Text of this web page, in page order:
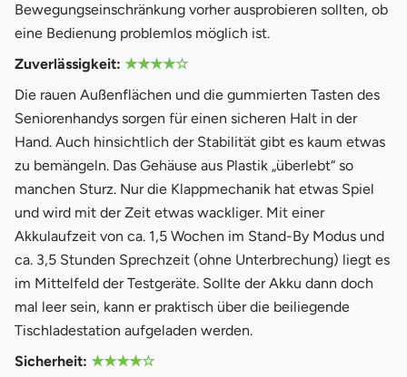
Bewegungseinschränkung vorher ausprobieren sollten, ob
eine Bedienung problemlos möglich ist.
Zuverlässigkeit: ★★★★☆
Die rauen Außenflächen und die gummierten Tasten des
Seniorenhandys sorgen für einen sicheren Halt in der
Hand. Auch hinsichtlich der Stabilität gibt es kaum etwas
zu bemängeln. Das Gehäuse aus Plastik „überlebt“ so
manchen Sturz. Nur die Klappmechanik hat etwas Spiel
und wird mit der Zeit etwas wackliger. Mit einer
Akkulaufzeit von ca. 1,5 Wochen im Stand-By Modus und
ca. 3,5 Stunden Sprechzeit (ohne Unterbrechung) liegt es
im Mittelfeld der Testgeräte. Sollte der Akku dann doch
mal leer sein, kann er praktisch über die beiliegende
Tischladestation aufgeladen werden.
Sicherheit: ★★★★☆